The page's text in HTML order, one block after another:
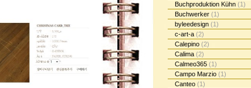
Buchproduktion Kühn (1)
Buchwerker (1)
byleedesign (1)
c-art-a (2)
Calepino (2)
Calima (2)
Calmeo365 (1)
Campo Marzio (1)
Canteo (1)